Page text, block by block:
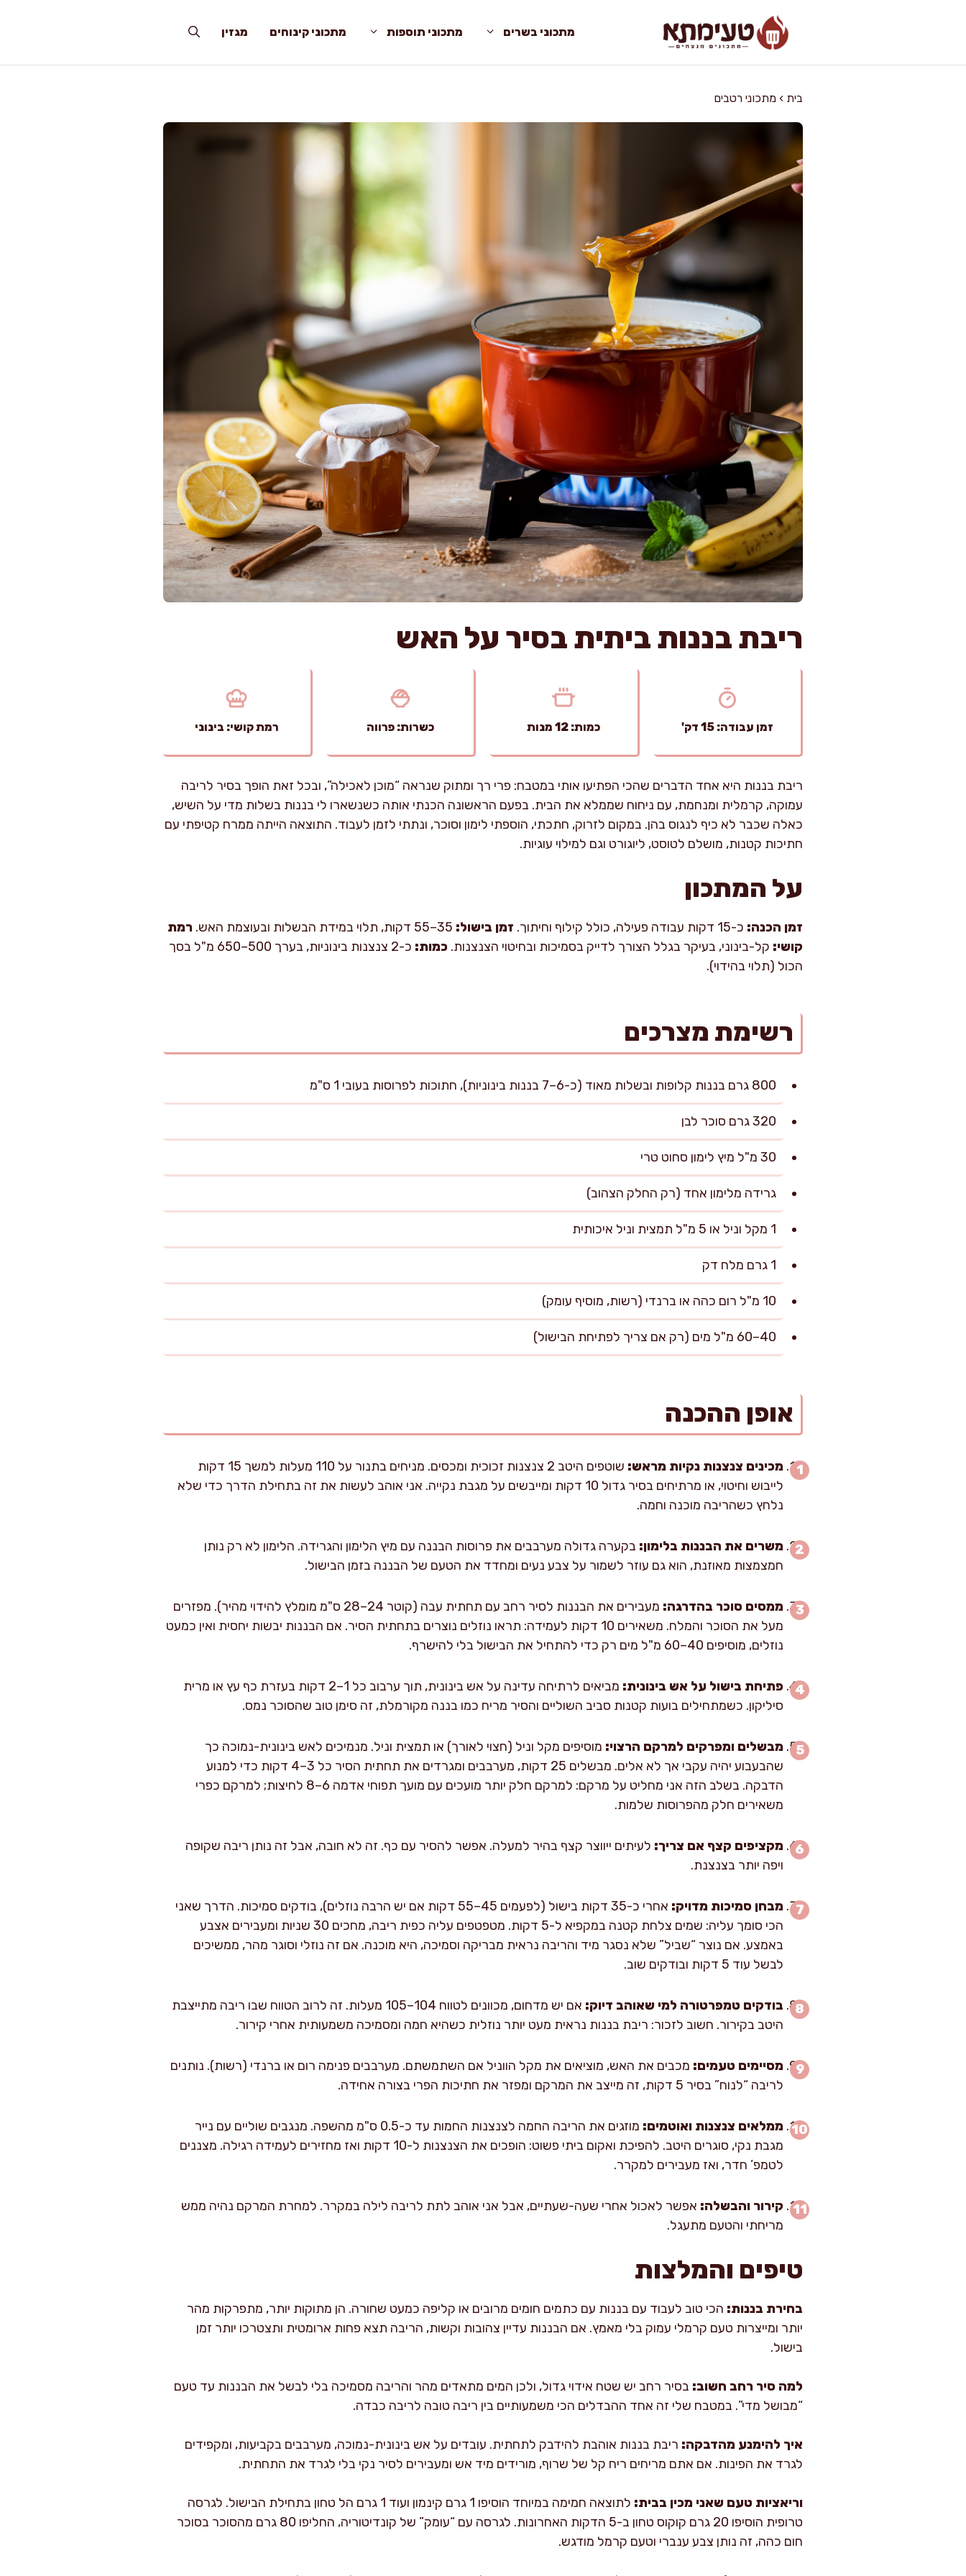
מתכוני בשרים מתכוני תוספות מתכוני קינוחים מגזין
בית › מתכוני רטבים
ריבת בננות ביתית בסיר על האש
זמן עבודה: 15 דק' כמות: 12 מנות כשרות: פרווה רמת קושי: בינוני
ריבת בננות היא אחד הדברים שהכי הפתיעו אותי במטבח: פרי רך ומתוק שנראה “מוכן לאכילה”, ובכל זאת הופך בסיר לריבה
עמוקה, קרמלית ומנחמת, עם ניחוח שממלא את הבית. בפעם הראשונה הכנתי אותה כשנשארו לי בננות בשלות מדי על השיש,
כאלה שכבר לא כיף לנגוס בהן. במקום לזרוק, חתכתי, הוספתי לימון וסוכר, ונתתי לזמן לעבוד. התוצאה הייתה ממרח קטיפתי עם
חתיכות קטנות, מושלם לטוסט, ליוגורט וגם למילוי עוגיות.
על המתכון
זמן הכנה: כ-15 דקות עבודה פעילה, כולל קילוף וחיתוך. זמן בישול:
רמת
קושי: קל-בינוני, בעיקר בגלל הצורך לדייק בסמיכות ובחיטוי הצנצנות. כמות:
כ-2 צנצנות בינוניות, בערך 500–650 מ"ל בסך
הכול (תלוי בהידוי).
רשימת מצרכים
800 גרם בננות קלופות ובשלות מאוד (כ-6–7 בננות בינוניות), חתוכות לפרוסות בעובי 1 ס"מ
320 גרם סוכר לבן
30 מ"ל מיץ לימון סחוט טרי
גרידה מלימון אחד (רק החלק הצהוב)
1 מקל וניל או 5 מ"ל תמצית וניל איכותית
1 גרם מלח דק
10 מ"ל רום כהה או ברנדי (רשות, מוסיף עומק)
40–60 מ"ל מים (רק אם צריך לפתיחת הבישול)
אופן ההכנה
מכינים צנצנות נקיות מראש:
שוטפים היטב 2 צנצנות זכוכית ומכסים. מניחים בתנור על 110 מעלות למשך 15 דקות
לייבוש וחיטוי, או מרתיחים בסיר גדול 10 דקות ומייבשים על מגבת נקייה. אני אוהב לעשות את זה בתחילת הדרך כדי שלא
נלחץ כשהריבה מוכנה וחמה.
משרים את הבננות בלימון: בקערה גדולה מערבבים את פרוסות הבננה עם מיץ הלימון והגרידה. הלימון לא רק נותן
חמצמצות מאוזנת, הוא גם עוזר לשמור על צבע נעים ומחדד את הטעם של הבננה בזמן הבישול.
ממסים סוכר בהדרגה:
מעבירים את הבננות לסיר רחב עם תחתית עבה (קוטר 24–28 ס"מ מומלץ להידוי מהיר). מפזרים
מעל את הסוכר והמלח. משאירים 10 דקות לעמידה: תראו נוזלים נוצרים בתחתית הסיר. אם הבננות יבשות יחסית ואין כמעט
נוזלים, מוסיפים 40–60 מ"ל מים רק כדי להתחיל את הבישול בלי להישרף.
פתיחת בישול על אש בינונית:
מביאים לרתיחה עדינה על אש בינונית, תוך ערבוב כל 1–2 דקות בעזרת כף עץ או מרית
סיליקון. כשמתחילים בועות קטנות סביב השוליים והסיר מריח כמו בננה מקורמלת, זה סימן טוב שהסוכר נמס.
מבשלים ומפרקים למרקם הרצוי: מוסיפים מקל וניל (חצוי לאורך) או תמצית וניל. מנמיכים לאש בינונית-נמוכה כך
שהבעבוע יהיה עקבי אך לא אלים. מבשלים 25 דקות, מערבבים ומגרדים את תחתית הסיר כל 3–4 דקות כדי למנוע
הדבקה. בשלב הזה אני מחליט על מרקם: למרקם חלק יותר מועכים עם מועך תפוחי אדמה 6–8 לחיצות; למרקם כפרי
משאירים חלק מהפרוסות שלמות.
מקציפים קצף אם צריך: לעיתים ייווצר קצף בהיר למעלה. אפשר להסיר עם כף. זה לא חובה, אבל זה נותן ריבה שקופה
ויפה יותר בצנצנת.
מבחן סמיכות מדויק:
אחרי כ-35 דקות בישול (לפעמים 45–55 דקות אם יש הרבה נוזלים), בודקים סמיכות. הדרך שאני
הכי סומך עליה: שמים צלחת קטנה במקפיא ל-5 דקות. מטפטפים עליה כפית ריבה, מחכים 30 שניות ומעבירים אצבע
באמצע. אם נוצר “שביל” שלא נסגר מיד והריבה נראית מבריקה וסמיכה, היא מוכנה. אם זה נוזלי וסוגר מהר, ממשיכים
לבשל עוד 5 דקות ובודקים שוב.
בודקים טמפרטורה למי שאוהב דיוק:
אם יש מדחום, מכוונים לטווח 104–105 מעלות. זה לרוב הטווח שבו ריבה מתייצבת
היטב בקירור. חשוב לזכור: ריבת בננות נראית מעט יותר נוזלית כשהיא חמה ומסמיכה משמעותית אחרי קירור.
מסיימים טעמים: מכבים את האש, מוציאים את מקל הווניל אם השתמשתם. מערבבים פנימה רום או ברנדי (רשות). נותנים
לריבה “לנוח” בסיר 5 דקות, זה מייצב את המרקם ומפזר את חתיכות הפרי בצורה אחידה.
ממלאים צנצנות ואוטמים:
מוזגים את הריבה החמה לצנצנות החמות עד כ-0.5 ס"מ מהשפה. מנגבים שוליים עם נייר
מגבת נקי, סוגרים היטב. להפיכת ואקום ביתי פשוט: הופכים את הצנצנות ל-10 דקות ואז מחזירים לעמידה רגילה. מצננים
לטמפ’ חדר, ואז מעבירים למקרר.
קירור והבשלה: אפשר לאכול אחרי שעה-שעתיים, אבל אני אוהב לתת לריבה לילה במקרר. למחרת המרקם נהיה ממש
מריחתי והטעם מתעגל.
טיפים והמלצות
בחירת בננות: הכי טוב לעבוד עם בננות עם כתמים חומים מרובים או קליפה כמעט שחורה. הן מתוקות יותר, מתפרקות מהר
יותר ומייצרות טעם קרמלי עמוק בלי מאמץ. אם הבננות עדיין צהובות וקשות, הריבה תצא פחות ארומטית ותצטרכו יותר זמן
בישול.
למה סיר רחב חשוב: בסיר רחב יש שטח אידוי גדול, ולכן המים מתאדים מהר והריבה מסמיכה בלי לבשל את הבננות עד טעם
“מבושל מדי”. במטבח שלי זה אחד ההבדלים הכי משמעותיים בין ריבה טובה לריבה כבדה.
איך להימנע מהדבקה: ריבת בננות אוהבת להידבק לתחתית. עובדים על אש בינונית-נמוכה, מערבבים בקביעות, ומקפידים
לגרד את הפינות. אם אתם מריחים ריח קל של שרוף, מורידים מיד אש ומעבירים לסיר נקי בלי לגרד את התחתית.
וריאציות טעם שאני מכין בבית:
לתוצאה חמימה במיוחד הוסיפו 1 גרם קינמון ועוד 1 גרם הל טחון בתחילת הבישול. לגרסה
טרופית הוסיפו 20 גרם קוקוס טחון ב-5 הדקות האחרונות. לגרסה עם “עומק” של קונדיטוריה, החליפו 80 גרם מהסוכר בסוכר
חום כהה, זה נותן צבע ענברי וטעם קרמל מודגש.